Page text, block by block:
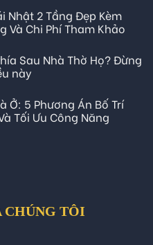
Nhật 2 Tầng Đẹp Kèm
Và Chi Phí Tham Khảo
Sau Nhà Thờ Họ? Đừng
này
Ở: 5 Phương Án Bố Trí
Tối Ưu Công Năng
CHÚNG TÔI